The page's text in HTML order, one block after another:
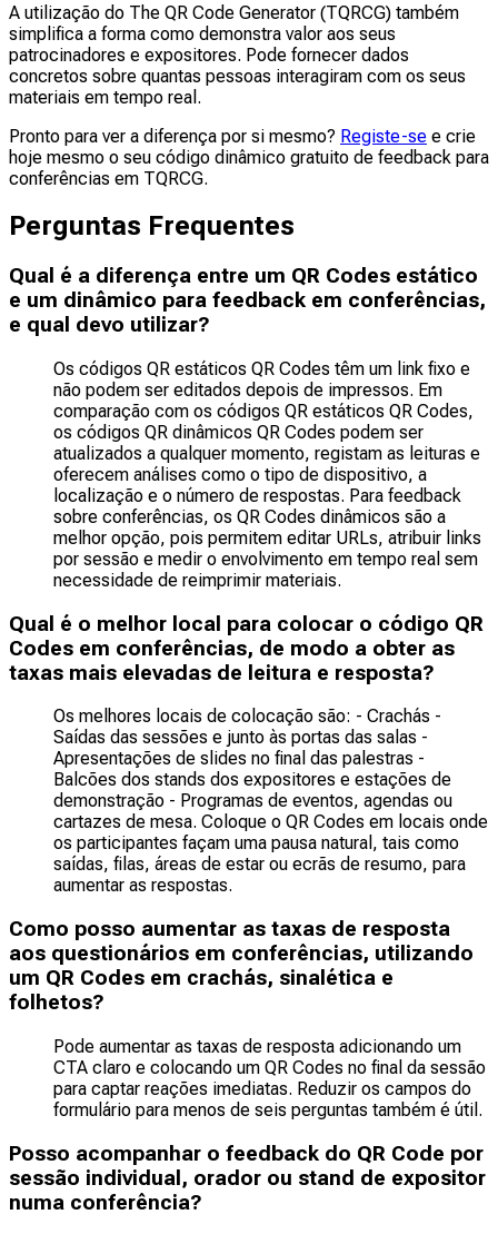
A utilização do The QR Code Generator (TQRCG) também
simplifica a forma como demonstra valor aos seus
patrocinadores e expositores. Pode fornecer dados
concretos sobre quantas pessoas interagiram com os seus
materiais em tempo real.
Pronto para ver a diferença por si mesmo? Registe-se e crie
hoje mesmo o seu código dinâmico gratuito de feedback para
conferências em TQRCG.
Perguntas Frequentes
Qual é a diferença entre um QR Codes estático
e um dinâmico para feedback em conferências,
e qual devo utilizar?
Os códigos QR estáticos QR Codes têm um link fixo e
não podem ser editados depois de impressos. Em
comparação com os códigos QR estáticos QR Codes,
os códigos QR dinâmicos QR Codes podem ser
atualizados a qualquer momento, registam as leituras e
oferecem análises como o tipo de dispositivo, a
localização e o número de respostas. Para feedback
sobre conferências, os QR Codes dinâmicos são a
melhor opção, pois permitem editar URLs, atribuir links
por sessão e medir o envolvimento em tempo real sem
necessidade de reimprimir materiais.
Qual é o melhor local para colocar o código QR
Codes em conferências, de modo a obter as
taxas mais elevadas de leitura e resposta?
Os melhores locais de colocação são: - Crachás -
Saídas das sessões e junto às portas das salas -
Apresentações de slides no final das palestras -
Balcões dos stands dos expositores e estações de
demonstração - Programas de eventos, agendas ou
cartazes de mesa. Coloque o QR Codes em locais onde
os participantes façam uma pausa natural, tais como
saídas, filas, áreas de estar ou ecrãs de resumo, para
aumentar as respostas.
Como posso aumentar as taxas de resposta
aos questionários em conferências, utilizando
um QR Codes em crachás, sinalética e
folhetos?
Pode aumentar as taxas de resposta adicionando um
CTA claro e colocando um QR Codes no final da sessão
para captar reações imediatas. Reduzir os campos do
formulário para menos de seis perguntas também é útil.
Posso acompanhar o feedback do QR Code por
sessão individual, orador ou stand de expositor
numa conferência?